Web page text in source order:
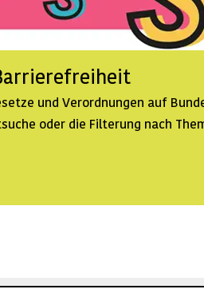
und Verordnungen auf
oder die Filterung nach